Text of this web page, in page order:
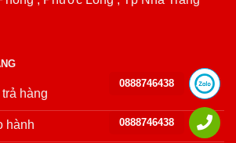
hàng
hành
0888746438
0888746438